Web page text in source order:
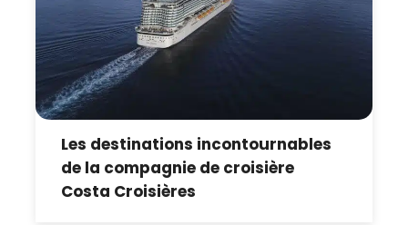
Les destinations incontournables
de la compagnie de croisière
Costa Croisières